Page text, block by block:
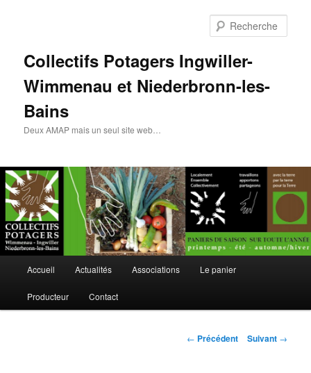
Collectifs Potagers Ingwiller-
Wimmenau et Niederbronn-les-
Bains
Deux AMAP mais un seul site web…
Aller
au
Accueil Actualités Associations Le panier
Producteur Contact
Navigation
← Précédent Suivant →